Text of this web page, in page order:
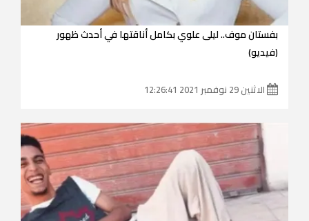
بفستان موف.. ليلى علوي بكامل أناقتها في أحدث ظهور
(فيديو)
الاثنين 29 نوفمبر 2021 12:26:41